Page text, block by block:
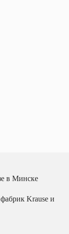
в Минске
Krause и